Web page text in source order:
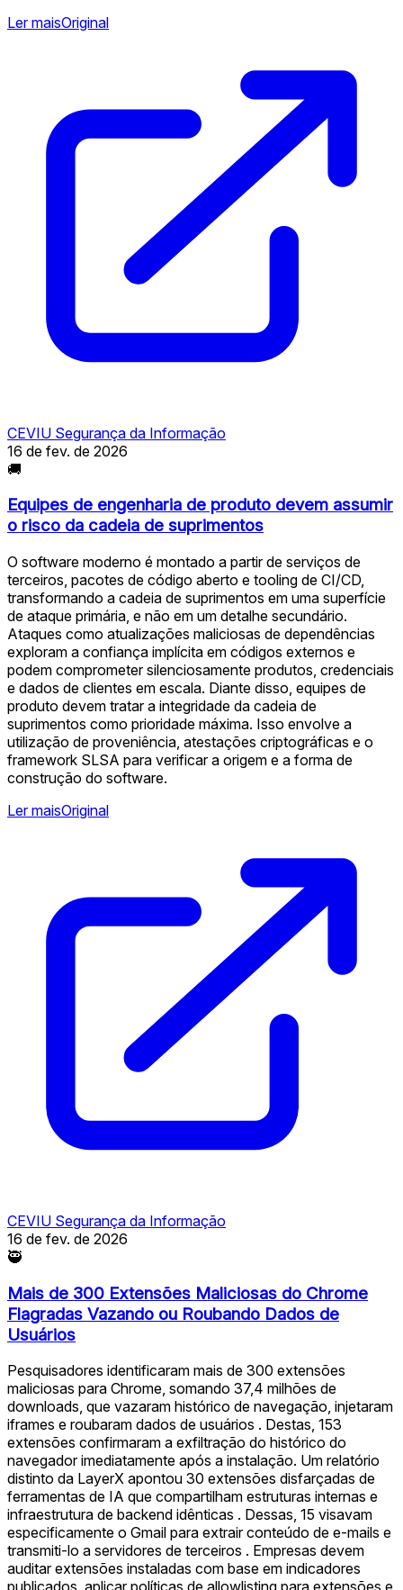
Ler maisOriginal
CEVIU Segurança da Informação
16 de fev. de 2026
🚚
Equipes de engenharia de produto devem assumir
o risco da cadeia de suprimentos
O software moderno é montado a partir de serviços de
terceiros, pacotes de código aberto e tooling de CI/CD,
transformando a cadeia de suprimentos em uma superfície
de ataque primária, e não em um detalhe secundário.
Ataques como atualizações maliciosas de dependências
exploram a confiança implícita em códigos externos e
podem comprometer silenciosamente produtos, credenciais
e dados de clientes em escala. Diante disso, equipes de
produto devem tratar a integridade da cadeia de
suprimentos como prioridade máxima. Isso envolve a
utilização de proveniência, atestações criptográficas e o
framework SLSA para verificar a origem e a forma de
construção do software.
Ler maisOriginal
CEVIU Segurança da Informação
16 de fev. de 2026
🥷
Mais de 300 Extensões Maliciosas do Chrome
Flagradas Vazando ou Roubando Dados de
Usuários
Pesquisadores identificaram mais de 300 extensões
maliciosas para Chrome, somando 37,4 milhões de
downloads, que vazaram histórico de navegação, injetaram
iframes e roubaram dados de usuários . Destas, 153
extensões confirmaram a exfiltração do histórico do
navegador imediatamente após a instalação. Um relatório
distinto da LayerX apontou 30 extensões disfarçadas de
ferramentas de IA que compartilham estruturas internas e
infraestrutura de backend idênticas ️‍️. Dessas, 15 visavam
especificamente o Gmail para extrair conteúdo de e-mails e
transmiti-lo a servidores de terceiros . Empresas devem
auditar extensões instaladas com base em indicadores